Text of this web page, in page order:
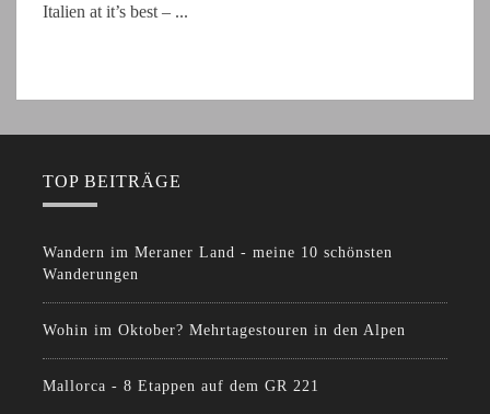
Italien at it’s best – ...
TOP BEITRÄGE
Wandern im Meraner Land - meine 10 schönsten
Wanderungen
Wohin im Oktober? Mehrtagestouren in den Alpen
Mallorca - 8 Etappen auf dem GR 221